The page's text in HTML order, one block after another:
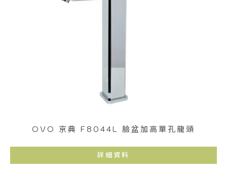
OVO 京典 F8044L 臉盆加高單孔龍頭
詳細資料